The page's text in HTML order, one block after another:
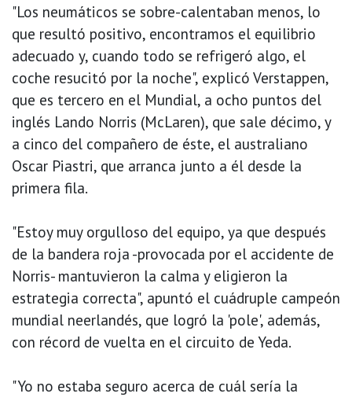
"Los neumáticos se sobre-calentaban menos, lo
que resultó positivo, encontramos el equilibrio
adecuado y, cuando todo se refrigeró algo, el
coche resucitó por la noche", explicó Verstappen,
que es tercero en el Mundial, a ocho puntos del
inglés Lando Norris (McLaren), que sale décimo, y
a cinco del compañero de éste, el australiano
Oscar Piastri, que arranca junto a él desde la
primera fila.
"Estoy muy orgulloso del equipo, ya que después
de la bandera roja -provocada por el accidente de
Norris- mantuvieron la calma y eligieron la
estrategia correcta", apuntó el cuádruple campeón
mundial neerlandés, que logró la 'pole', además,
con récord de vuelta en el circuito de Yeda.
"Yo no estaba seguro acerca de cuál sería la